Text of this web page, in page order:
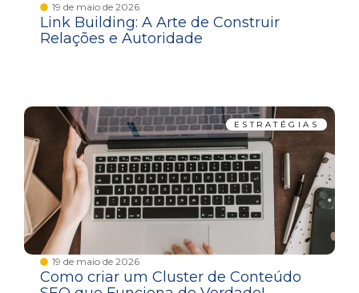
19 de maio de 2026
Link Building: A Arte de Construir
Relações e Autoridade
ESTRATÉGIAS
19 de maio de 2026
Como criar um Cluster de Conteúdo